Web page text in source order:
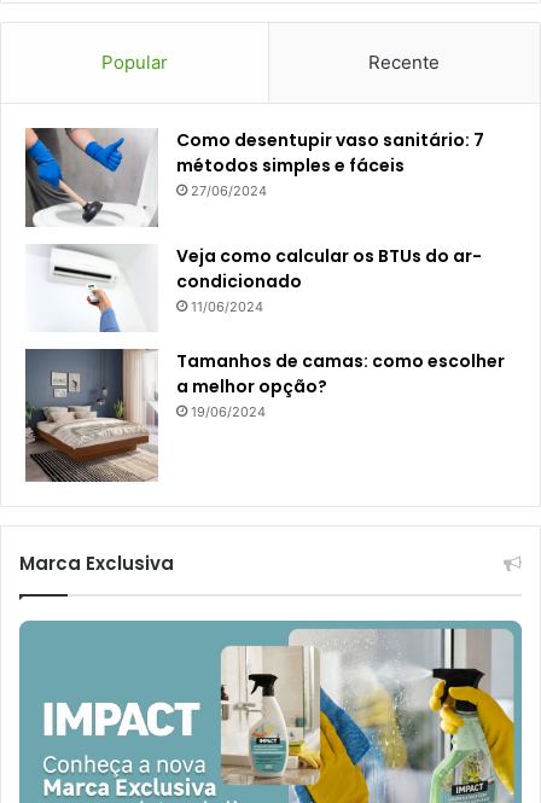
Popular Recente
Como desentupir vaso sanitário: 7
métodos simples e fáceis
27/06/2024
Veja como calcular os BTUs do ar-
condicionado
11/06/2024
Tamanhos de camas: como escolher
a melhor opção?
19/06/2024
Marca Exclusiva